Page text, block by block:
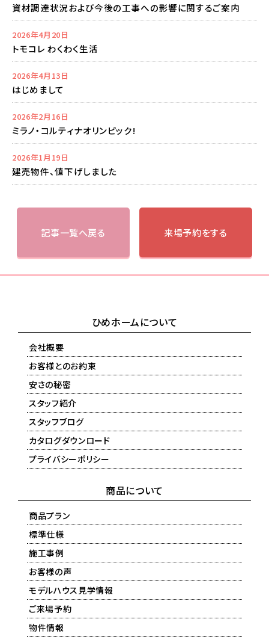
資材調達状況および今後の工事への影響に関するご案内
2026年4月20日
トモコレ わくわく生活
2026年4月13日
はじめまして
2026年2月16日
ミラノ・コルティナオリンピック!
2026年1月19日
建売物件、値下げしました
記事一覧へ戻る 来場予約をする
ひめホームについて
会社概要
お客様とのお約束
安さの秘密
スタッフ紹介
スタッフブログ
カタログダウンロード
プライバシーポリシー
商品について
商品プラン
標準仕様
施工事例
お客様の声
モデルハウス見学情報
ご来場予約
物件情報